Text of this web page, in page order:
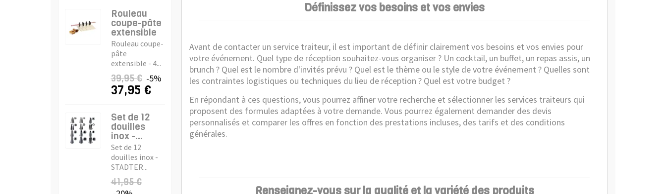
Rouleau
coupe-pâte
extensible
Rouleau coupe-
pâte
extensible - 4...
39,95 € -5%
37,95 €
Set de 12
douilles
inox -...
Set de 12
douilles inox -
STADTER...
41,95 €
Définissez vos besoins et vos envies
Avant de contacter un service traiteur, il est important de définir clairement vos besoins et vos envies pour
votre événement. Quel type de réception souhaitez-vous organiser ? Un cocktail, un buffet, un repas assis, un
brunch ? Quel est le nombre d'invités prévu ? Quel est le thème ou le style de votre événement ? Quelles sont
les contraintes logistiques ou techniques du lieu de réception ? Quel est votre budget ?
En répondant à ces questions, vous pourrez affiner votre recherche et sélectionner les services traiteurs qui
proposent des formules adaptées à votre demande. Vous pourrez également demander des devis
personnalisés et comparer les offres en fonction des prestations incluses, des tarifs et des conditions
générales.
Renseignez-vous sur la qualité et la variété des produits